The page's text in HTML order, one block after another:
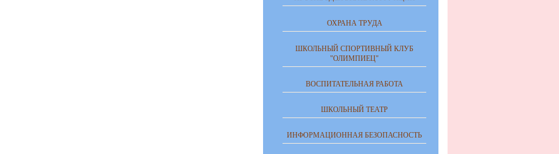
ОХРАНА ТРУДА
ШКОЛЬНЫЙ СПОРТИВНЫЙ КЛУБ
"ОЛИМПИЕЦ"
ВОСПИТАТЕЛЬНАЯ РАБОТА
ШКОЛЬНЫЙ ТЕАТР
ИНФОРМАЦИОННАЯ БЕЗОПАСНОСТЬ